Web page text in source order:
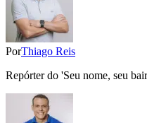
PorThiago Reis
Repórter do 'Seu nome, seu